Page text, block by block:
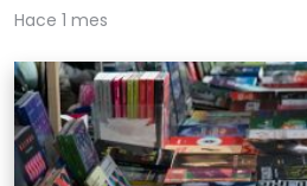
Hace 1 mes